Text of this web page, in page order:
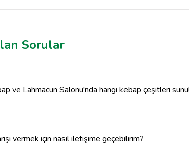
Sorular
ve Lahmacun Salonu'nda hangi kebap çeşitleri
vermek için nasıl iletişime geçebilirim?